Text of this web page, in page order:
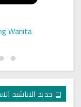
Wanita
جديد الاناشيد